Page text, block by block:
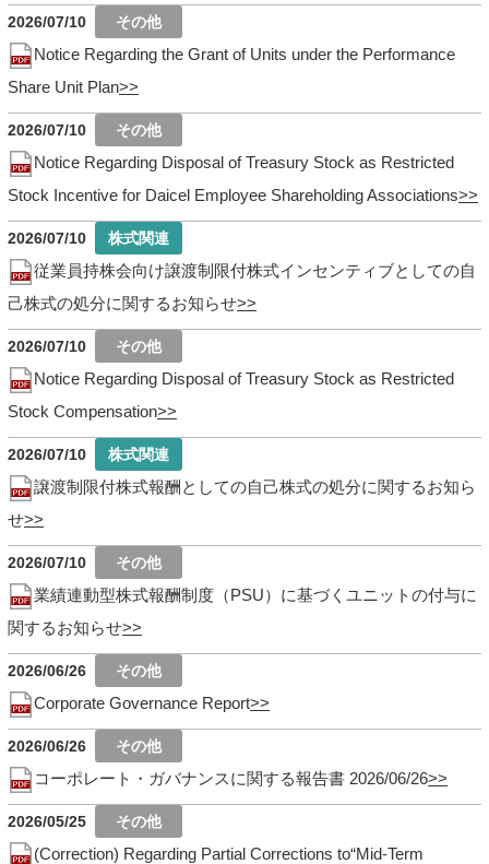
2026/07/10
Notice Regarding the Grant of Units under the Performance
Share Unit Plan
2026/07/10
Notice Regarding Disposal of Treasury Stock as Restricted
Stock Incentive for Daicel Employee Shareholding Associations
2026/07/10
従業員持株会向け譲渡制限付株式インセンティブとしての自
己株式の処分に関するお知らせ
2026/07/10
Notice Regarding Disposal of Treasury Stock as Restricted
Stock Compensation
2026/07/10
譲渡制限付株式報酬としての自己株式の処分に関するお知ら
せ
2026/07/10
業績連動型株式報酬制度（PSU）に基づくユニットの付与に
関するお知らせ
2026/06/26
Corporate Governance Report
2026/06/26
コーポレート・ガバナンスに関する報告書 2026/06/26
2026/05/25
(Correction) Regarding Partial Corrections to“Mid-Term